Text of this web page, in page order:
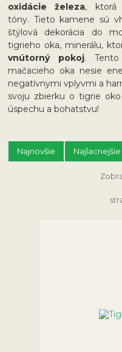
oxidácie železa, ktorá
tóny. Tieto kamene sú
štýlová dekorácia do
tigrieho oka, minerálu,
vnútorný pokoj.
mačacieho oka nesie
negatívnymi vplyvmi a
svoju zbierku o tigrie
úspechu a bohatstvu!
Najnovšie Najlacnejšie